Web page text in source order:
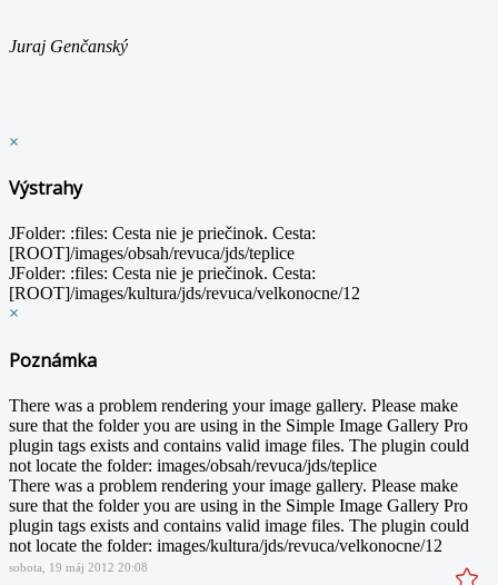
Juraj Genčanský
×
Výstrahy
JFolder: :files: Cesta nie je priečinok. Cesta:
[ROOT]/images/obsah/revuca/jds/teplice
JFolder: :files: Cesta nie je priečinok. Cesta:
[ROOT]/images/kultura/jds/revuca/velkonocne/12
×
Poznámka
There was a problem rendering your image gallery. Please make
sure that the folder you are using in the Simple Image Gallery Pro
plugin tags exists and contains valid image files. The plugin could
not locate the folder: images/obsah/revuca/jds/teplice
There was a problem rendering your image gallery. Please make
sure that the folder you are using in the Simple Image Gallery Pro
plugin tags exists and contains valid image files. The plugin could
not locate the folder: images/kultura/jds/revuca/velkonocne/12
sobota, 19 máj 2012 20:08